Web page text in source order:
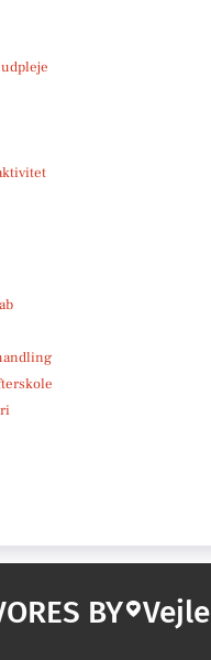
BY Vejle